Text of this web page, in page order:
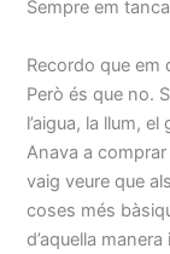
Sempre em
Recordo que em
Però és que no.
l’aigua, la llum,
Anava a
vaig veure que
coses més
d’aquella